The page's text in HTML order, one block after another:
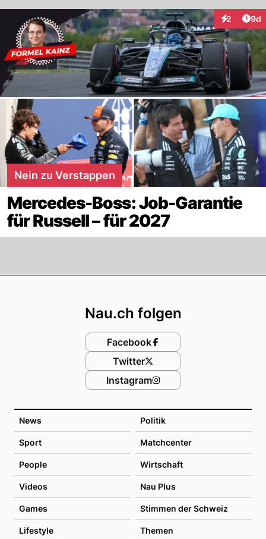
2 9d
Nein zu Verstappen
Mercedes-Boss: Job-Garantie
für Russell – für 2027
News Politik
Sport Matchcenter
People Wirtschaft
Videos Nau Plus
Games Stimmen der Schweiz
Lifestyle Themen
Nau.ch folgen
Facebook
Twitter
Instagram